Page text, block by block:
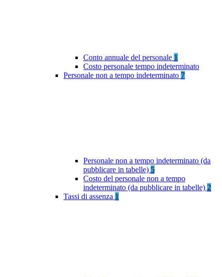
Conto annuale del personale 1
Costo personale tempo indeterminato
Personale non a tempo indeterminato 7
Personale non a tempo indeterminato (da
pubblicare in tabelle) 5
Costo del personale non a tempo
indeterminato (da pubblicare in tabelle) 2
Tassi di assenza 1